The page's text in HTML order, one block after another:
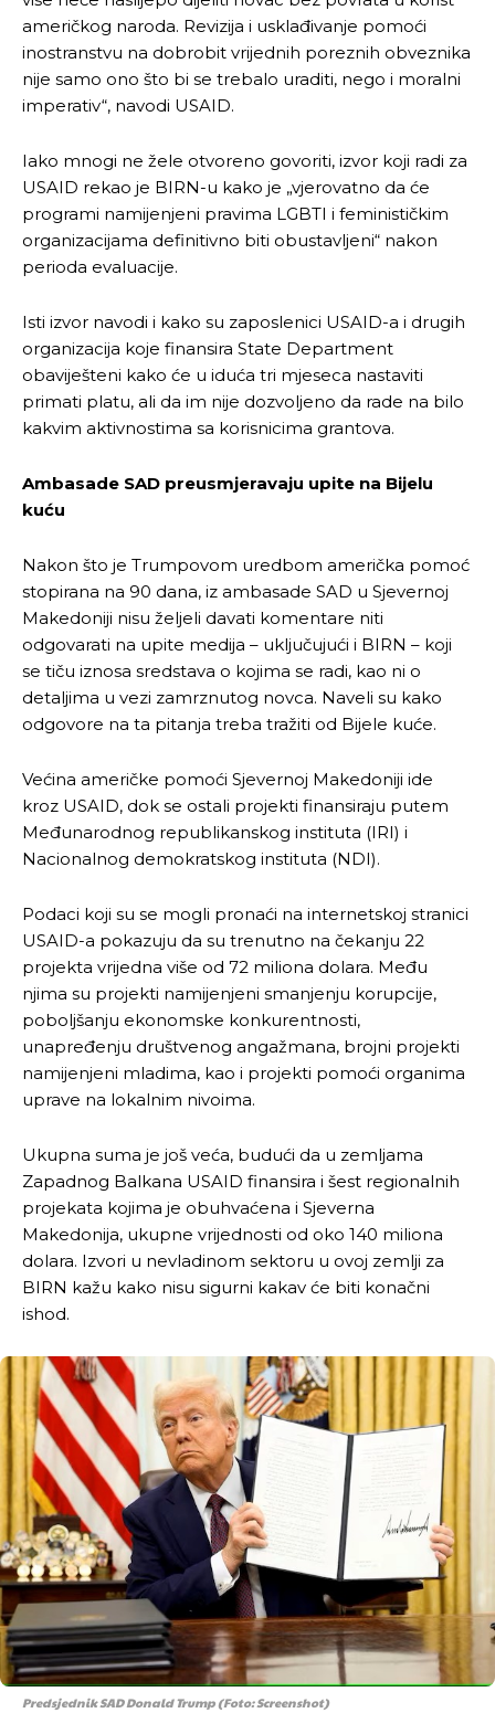
američkog naroda. Revizija i usklađivanje pomoći
inostranstvu na dobrobit vrijednih poreznih obveznika
nije samo ono što bi se trebalo uraditi, nego i moralni
imperativ“, navodi USAID.
Iako mnogi ne žele otvoreno govoriti, izvor koji radi za
USAID rekao je BIRN-u kako je „vjerovatno da će
programi namijenjeni pravima LGBTI i feminističkim
organizacijama definitivno biti obustavljeni“ nakon
perioda evaluacije.
Isti izvor navodi i kako su zaposlenici USAID-a i drugih
organizacija koje finansira State Department
obaviješteni kako će u iduća tri mjeseca nastaviti
primati platu, ali da im nije dozvoljeno da rade na bilo
kakvim aktivnostima sa korisnicima grantova.
Ambasade SAD preusmjeravaju upite na Bijelu
kuću
Nakon što je Trumpovom uredbom američka pomoć
stopirana na 90 dana, iz ambasade SAD u Sjevernoj
Makedoniji nisu željeli davati komentare niti
odgovarati na upite medija – uključujući i BIRN – koji
se tiču iznosa sredstava o kojima se radi, kao ni o
detaljima u vezi zamrznutog novca. Naveli su kako
odgovore na ta pitanja treba tražiti od Bijele kuće.
Većina američke pomoći Sjevernoj Makedoniji ide
kroz USAID, dok se ostali projekti finansiraju putem
Međunarodnog republikanskog instituta (IRI) i
Nacionalnog demokratskog instituta (NDI).
Podaci koji su se mogli pronaći na internetskoj stranici
USAID-a pokazuju da su trenutno na čekanju 22
projekta vrijedna više od 72 miliona dolara. Među
njima su projekti namijenjeni smanjenju korupcije,
poboljšanju ekonomske konkurentnosti,
unapređenju društvenog angažmana, brojni projekti
namijenjeni mladima, kao i projekti pomoći organima
uprave na lokalnim nivoima.
Ukupna suma je još veća, budući da u zemljama
Zapadnog Balkana USAID finansira i šest regionalnih
projekata kojima je obuhvaćena i Sjeverna
Makedonija, ukupne vrijednosti od oko 140 miliona
dolara. Izvori u nevladinom sektoru u ovoj zemlji za
BIRN kažu kako nisu sigurni kakav će biti konačni
ishod.
Predsjednik SAD Donald Trump (Foto: Screenshot)